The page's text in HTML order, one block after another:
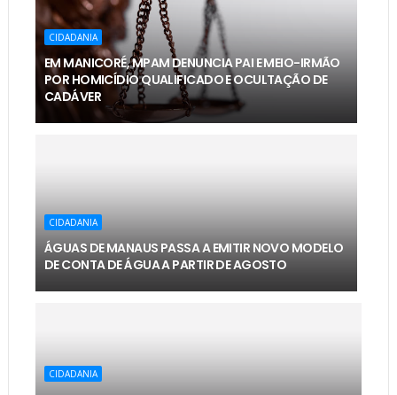
CIDADANIA
EM MANICORÉ, MPAM DENUNCIA PAI E MEIO-IRMÃO
POR HOMICÍDIO QUALIFICADO E OCULTAÇÃO DE
CADÁVER
CIDADANIA
ÁGUAS DE MANAUS PASSA A EMITIR NOVO MODELO
DE CONTA DE ÁGUA A PARTIR DE AGOSTO
CIDADANIA